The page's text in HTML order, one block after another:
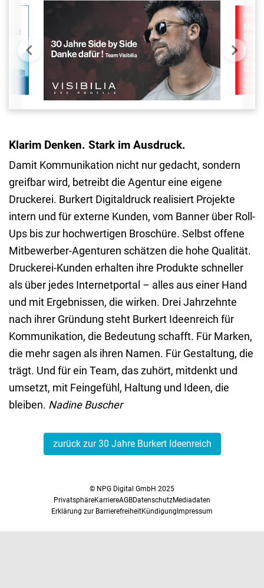
Klarim Denken. Stark im Ausdruck.
Damit Kommunikation nicht nur gedacht, sondern
greifbar wird, betreibt die Agentur eine eigene
Druckerei. Burkert Digitaldruck realisiert Projekte
intern und für externe Kunden, vom Banner über Roll-
Ups bis zur hochwertigen Broschüre. Selbst offene
Mitbewerber-Agenturen schätzen die hohe Qualität.
Druckerei-Kunden erhalten ihre Produkte schneller
als über jedes Internetportal – alles aus einer Hand
und mit Ergebnissen, die wirken. Drei Jahrzehnte
nach ihrer Gründung steht Burkert Ideenreich für
Kommunikation, die Bedeutung schafft. Für Marken,
die mehr sagen als ihren Namen. Für Gestaltung, die
trägt. Und für ein Team, das zuhört, mitdenkt und
umsetzt, mit Feingefühl, Haltung und Ideen, die
bleiben. Nadine Buscher
zurück zur 30 Jahre Burkert Ideenreich
© NPG Digital GmbH 2025
PrivatsphäreKarriereAGBDatenschutzMediadaten
Erklärung zur BarrierefreiheitKündigungImpressum